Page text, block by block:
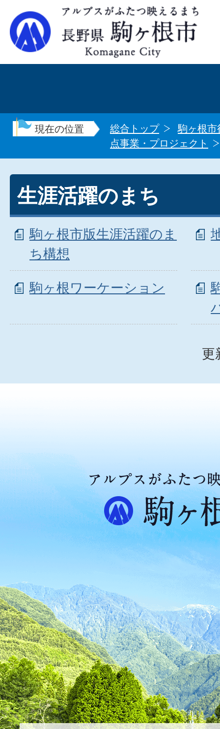
現在の位置 総合トップ
駒ヶ根市
点事業・プロジェクト
生涯活躍のまち
駒ヶ根市版生涯活躍のま
ち構想
駒ヶ根ワーケーション
更
ア
ル
プ
ス
が
た
つ
映
え
る
ま
ち